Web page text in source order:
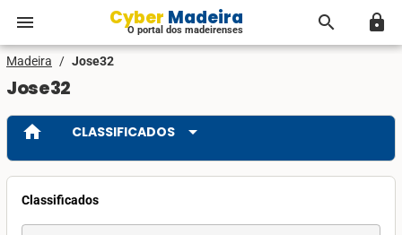
menu Cyber Madeira
O portal dos madeirenses search lock
Madeira / Jose32
Jose32
home CLASSIFICADOS arrow_drop_down
Classificados